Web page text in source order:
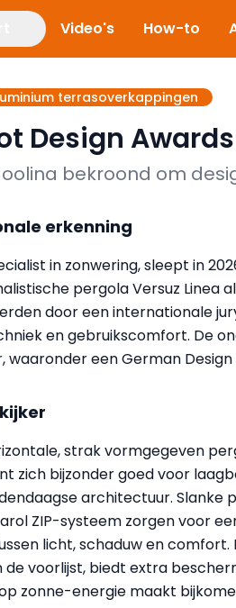
Video's How-to
terrasoverkappingen
Design
bekroond om
erkenning
in zonwering, sleept in
pergola Versuz Linea
door een internationale
en gebruikscomfort. De
een German Design
strak vormgegeven
zich bijzonder goed voor
architectuur. Slanke
ZIP-systeem zorgen voor
licht, schaduw en comfort.
voorlijst, biedt extra
zonne-energie maakt